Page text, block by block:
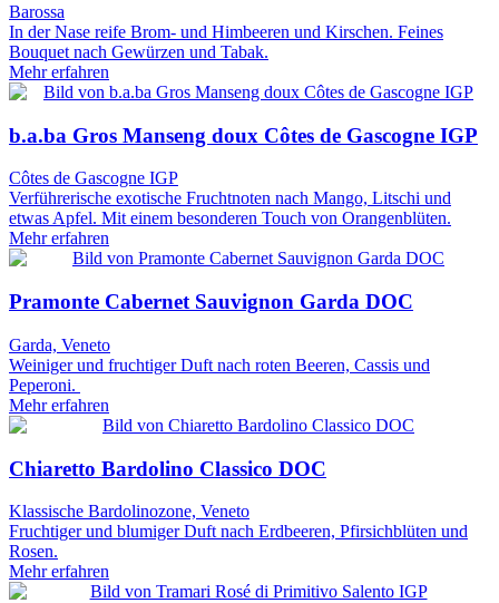
Barossa
In der Nase reife Brom- und Himbeeren und Kirschen. Feines
Bouquet nach Gewürzen und Tabak.​
Mehr erfahren
b.a.ba Gros Manseng doux Côtes de Gascogne IGP
Côtes de Gascogne IGP
Verführerische exotische Fruchtnoten nach Mango, Litschi und
etwas Apfel. Mit einem besonderen Touch von Orangenblüten.
Mehr erfahren
Pramonte Cabernet Sauvignon Garda DOC
Garda, Veneto
Weiniger und fruchtiger Duft nach roten Beeren, Cassis und
Peperoni.
Mehr erfahren
Chiaretto Bardolino Classico DOC
Klassische Bardolinozone, Veneto
Fruchtiger und blumiger Duft nach Erdbeeren, Pfirsichblüten und
Rosen.
Mehr erfahren